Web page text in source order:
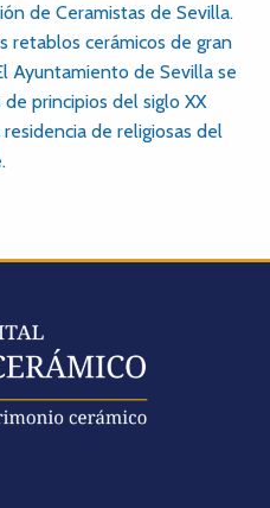
de Ceramistas de Sevilla.
retablos cerámicos de gran
Ayuntamiento de Sevilla se
principios del siglo XX
de religiosas del